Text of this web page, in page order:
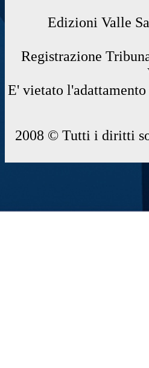
Edizioni Valle
Registrazione
E' vietato
2008 © Tutti i diritti